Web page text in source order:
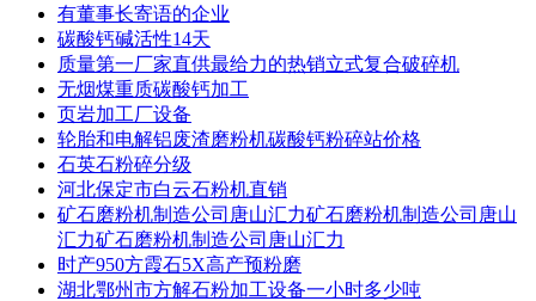
有董事长寄语的企业
碳酸钙碱活性14天
质量第一厂家直供最给力的热销立式复合破碎机
无烟煤重质碳酸钙加工
页岩加工厂设备
轮胎和电解铝废渣磨粉机碳酸钙粉碎站价格
石英石粉碎分级
河北保定市白云石粉机直销
矿石磨粉机制造公司唐山汇力矿石磨粉机制造公司唐山
汇力矿石磨粉机制造公司唐山汇力
时产950方霞石5X高产预粉磨
湖北鄂州市方解石粉加工设备一小时多少吨